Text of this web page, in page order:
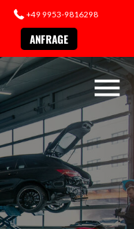
+49 9953-9816298
ANFRAGE